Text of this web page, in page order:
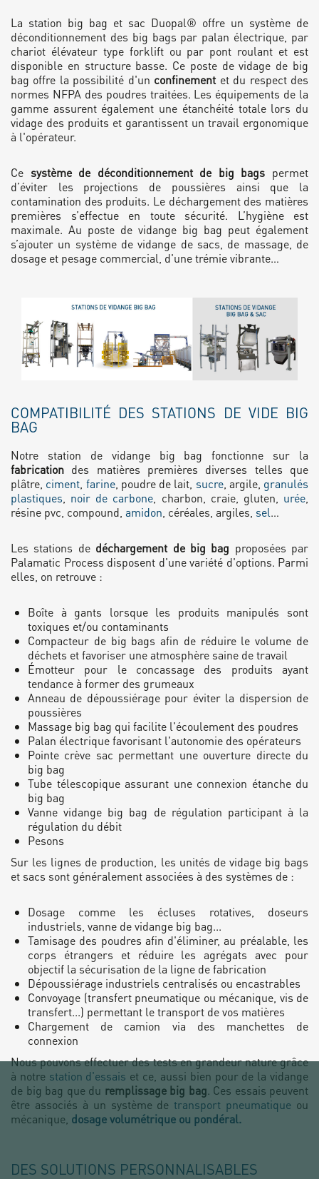
La station big bag et sac Duopal® offre un système de
déconditionnement des big bags par palan électrique, par
chariot élévateur type forklift ou par pont roulant et est
disponible en structure basse. Ce poste de vidage de big
bag offre la possibilité d'un confinement et du respect des
normes NFPA des poudres traitées. Les équipements de la
gamme assurent également une étanchéité totale lors du
vidage des produits et garantissent un travail ergonomique
à l'opérateur.
Ce système de déconditionnement de big bags permet
d’éviter les projections de poussières ainsi que la
contamination des produits. Le déchargement des matières
premières s’effectue en toute sécurité. L’hygiène est
maximale. Au poste de vidange big bag peut également
s’ajouter un système de vidange de sacs, de massage, de
dosage et pesage commercial, d'une trémie vibrante…
COMPATIBILITÉ DES STATIONS DE VIDE BIG
BAG
Notre station de vidange big bag fonctionne sur la
fabrication des matières premières diverses telles que
plâtre, ciment farine, poudre de lait, sucre, argile, granulés
plastiques
noir de carbone , charbon, craie, gluten, urée
résine pvc, compound, amidon , céréales, argiles, sel…
Les stations de déchargement de big bag proposées par
Palamatic Process disposent d'une variété d'options. Parmi
elles, on retrouve :
Boîte à gants lorsque les produits manipulés sont
toxiques et/ou contaminants
Compacteur de big bags afin de réduire le volume de
déchets et favoriser une atmosphère saine de travail
Émotteur pour le concassage des produits ayant
tendance à former des grumeaux
Anneau de dépoussiérage pour éviter la dispersion de
poussières
Massage big bag qui facilite l'écoulement des poudres
Palan électrique favorisant l'autonomie des opérateurs
Pointe crève sac permettant une ouverture directe du
big bag
Tube télescopique assurant une connexion étanche du
big bag
Vanne vidange big bag de régulation participant à la
régulation du débit
Pesons
Sur les lignes de production, les unités de vidage big bags
et sacs sont généralement associées à des systèmes de :
Dosage comme les écluses rotatives, doseurs
industriels, vanne de vidange big bag...
Tamisage des poudres afin d'éliminer, au préalable, les
corps étrangers et réduire les agrégats avec pour
objectif la sécurisation de la ligne de fabrication
Dépoussiérage industriels centralisés ou encastrables
Convoyage (transfert pneumatique ou mécanique, vis de
transfert...) permettant le transport de vos matières
Chargement de camion via des manchettes de
connexion
Nous pouvons effectuer des tests en grandeur nature grâce
à notre station d'essais et ce, aussi bien pour de la vidange
de big bag que du remplissage big bag. Ces essais peuvent
être associés à un système de transport pneumatique ou
mécanique, dosage volumétrique ou pondéral.
DES SOLUTIONS PERSONNALISABLES